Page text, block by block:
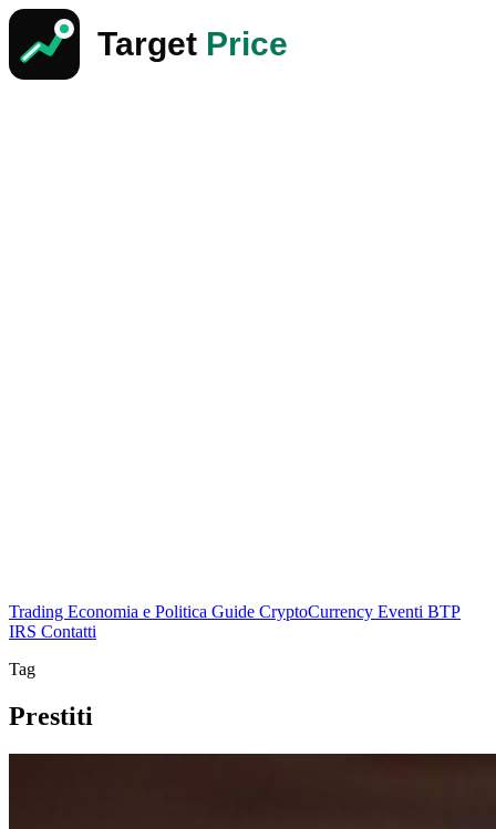
Trading Economia e Politica Guide CryptoCurrency Eventi BTP
IRS Contatti
Tag
Prestiti